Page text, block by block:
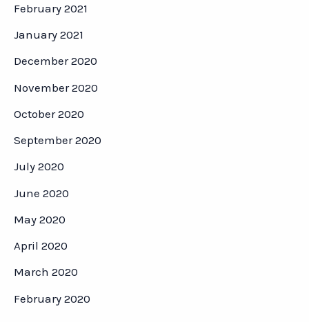
February 2021
January 2021
December 2020
November 2020
October 2020
September 2020
July 2020
June 2020
May 2020
April 2020
March 2020
February 2020